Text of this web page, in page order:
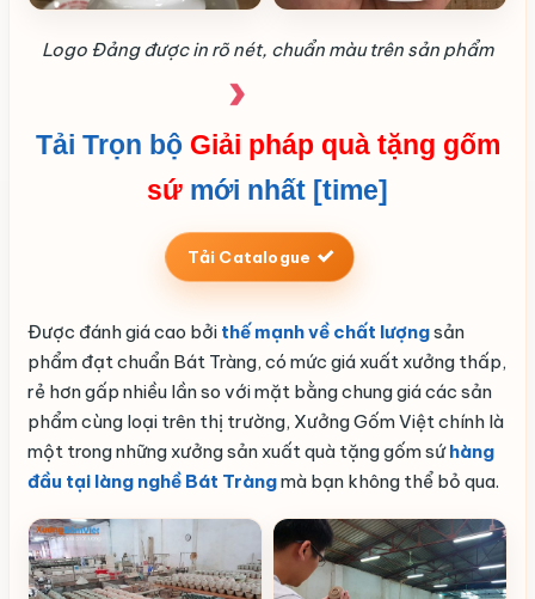
Logo Đảng được in rõ nét, chuẩn màu trên sản phẩm
Tải Trọn bộ Giải pháp quà tặng gốm
sứ mới nhất [time]
Tải Catalogue
Được đánh giá cao bởi thế mạnh về chất lượngsản
phẩm đạt chuẩn Bát Tràng, có mức giá xuất xưởng thấp,
rẻ hơn gấp nhiều lần so với mặt bằng chung giá các sản
phẩm cùng loại trên thị trường, Xưởng Gốm Việt chính là
một trong những xưởng sản xuất quà tặng gốm sứhàng
đầu tại làng nghề Bát Tràngmà bạn không thể bỏ qua.